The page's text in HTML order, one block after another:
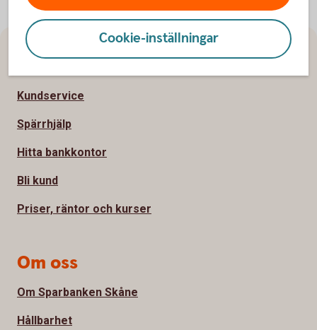
Cookie-inställningar
Sidfot
Hitta snabbt
Kundservice
Spärrhjälp
Hitta bankkontor
Bli kund
Priser, räntor och kurser
Om oss
Om Sparbanken Skåne
Hållbarhet